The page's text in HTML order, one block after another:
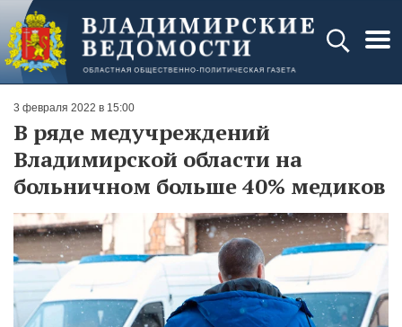
3 февраля 2022 в 15:00
В ряде медучреждений
Владимирской области на
больничном больше 40% медиков